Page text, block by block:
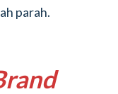
parah.